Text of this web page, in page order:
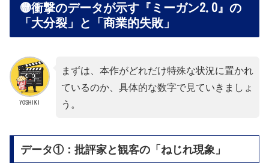
🟡衝撃のデータが示す『ミーガン2.0』の
「大分裂」と「商業的失敗」
YOSHIKI
まずは、本作がどれだけ特殊な状況に置かれ
ているのか、具体的な数字で見ていきましょ
う。
データ①：批評家と観客の「ねじれ現象」